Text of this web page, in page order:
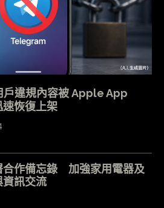
違規內容被 Apple App
恢復上架
合作備忘錄 加強家用電器及
訊交流